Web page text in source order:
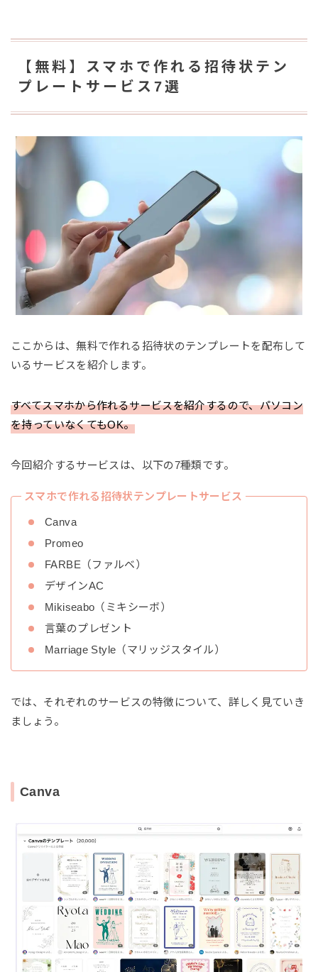
【無料】スマホで作れる招待状テン
プレートサービス7選
ここからは、無料で作れる招待状のテンプレートを配布して
いるサービスを紹介します。
すべてスマホから作れるサービスを紹介するので、パソコン
を持っていなくてもOK。
今回紹介するサービスは、以下の7種類です。
スマホで作れる招待状テンプレートサービス
Canva
Promeo
FARBE（ファルベ）
デザインAC
Mikiseabo（ミキシーボ）
言葉のプレゼント
Marriage Style（マリッジスタイル）
では、それぞれのサービスの特徴について、詳しく見ていき
ましょう。
Canva